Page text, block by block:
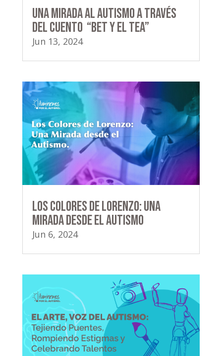
Una mirada al autismo a través
del cuento “Bet y el TEA”
Jun 13, 2024
Los Colores de Lorenzo: Una
Mirada desde el Autismo
Jun 6, 2024